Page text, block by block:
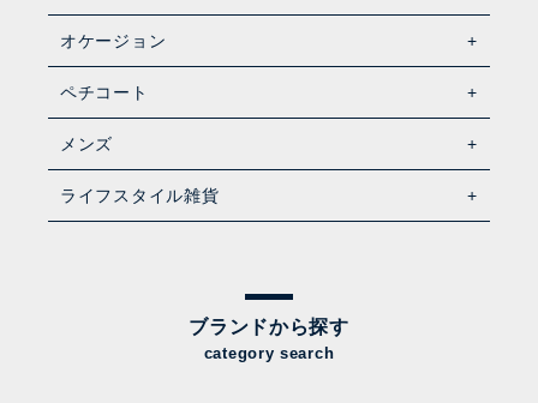
オケージョン
ペチコート
メンズ
ライフスタイル雑貨
ブランドから探す
category search